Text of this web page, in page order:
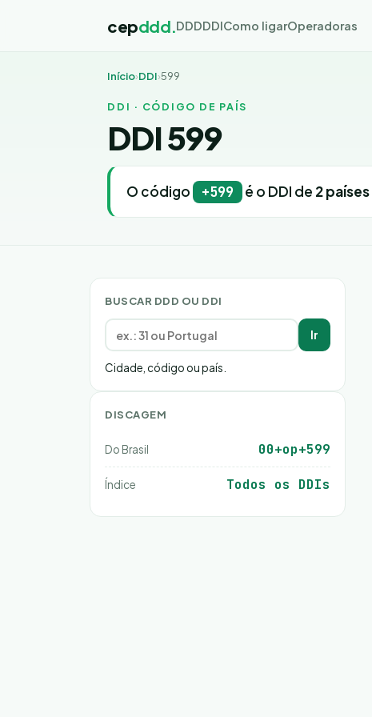
cepddd.DDDDDIComo ligarOperadoras
Início›DDI›599
DDI · CÓDIGO DE PAÍS
DDI 599
O código +599 é o DDI de 2 países
BUSCAR DDD OU DDI
Ir
Cidade, código ou país.
DISCAGEM
Do Brasil 00+op+599
Índice Todos os DDIs